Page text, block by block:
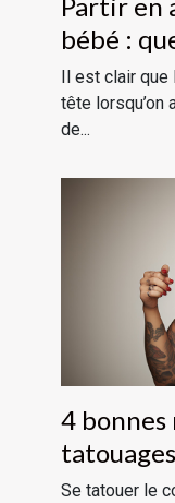
bébé :
choisir ?
Il est clair que
tête lorsqu’on
de...
4 bonnes
corps
Se tatouer le